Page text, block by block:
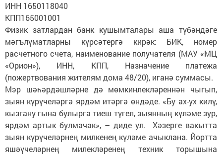
ИНН 1650118040
КПП165001001
Физик затлардан банк кушымталары аша түбәндәге
мәгълүматларны күрсәтергә кирәк: БИК, номер
расчетного счета, наименование получателя (МАУ «МЦ
«Орион»), ИНН, КПП, Назначение платежа
(пожертвования жителям дома 48/20), иганә суммасы.
Мэр шәһәрдәшләрне дә мөмкинлекләреннән чыгып,
зыян күрүчеләргә ярдәм итәргә өндәде. «Бу ах-ух килү,
кызгану гына булырга тиеш түгел, зыянның күләме зур,
ярдәм артык булмачак», – диде ул. Хәзерге вакытта
зыян күрүчеләрнең милкенең күләме ачыклана. Йортта
яшәүчеләрнең милекләренең техник торышына